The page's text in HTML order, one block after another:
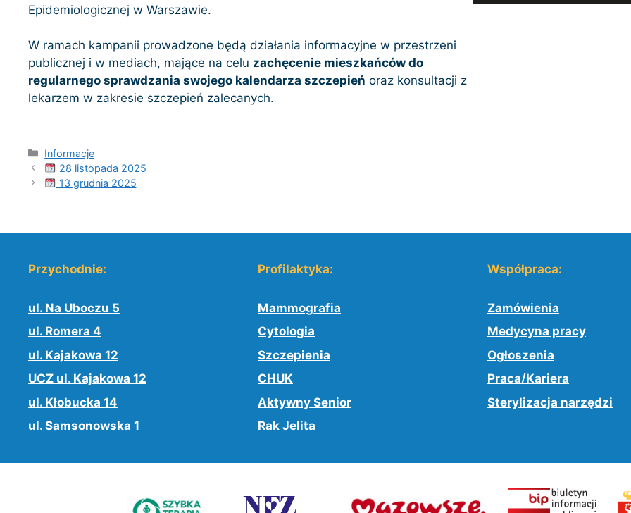
Epidemiologicznej w Warszawie.
W ramach kampanii prowadzone będą działania informacyjne w przestrzeni
publicznej i w mediach, mające na celu zachęcenie mieszkańców do
regularnego sprawdzania swojego kalendarza szczepień oraz konsultacji z
lekarzem w zakresie szczepień zalecanych.
Kategorie
Informacje
28 listopada 2025
13 grudnia 2025
Przychodnie:
ul. Na Uboczu 5
ul. Romera 4
ul. Kajakowa 12
UCZ ul. Kajakowa 12
ul. Kłobucka 14
ul. Samsonowska 1
Profilaktyka:
Mammografia
Cytologia
Szczepienia
CHUK
Aktywny Senior
Rak Jelita
Współpraca:
Zamówienia
Medycyna pracy
Ogłoszenia
Praca/Kariera
Sterylizacja narzędzi